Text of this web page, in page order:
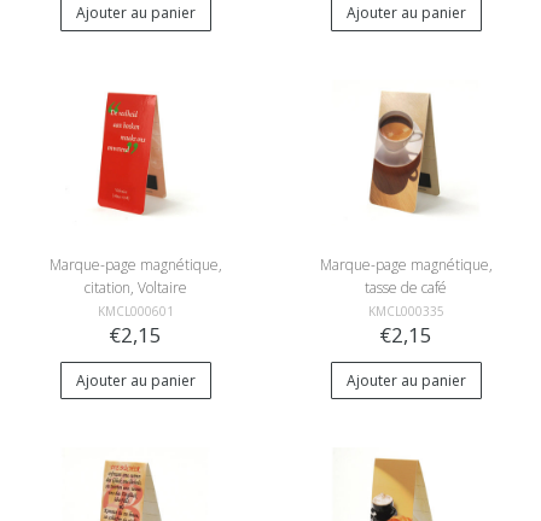
Ajouter au panier Ajouter au panier
Marque-page magnétique,
citation, Voltaire
KMCL000601
€2,15
Ajouter au panier
Marque-page magnétique,
tasse de café
KMCL000335
€2,15
Ajouter au panier